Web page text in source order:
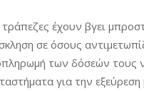
έχουν βγει
σε όσους
των δόσεών τους
για την εξεύρεση